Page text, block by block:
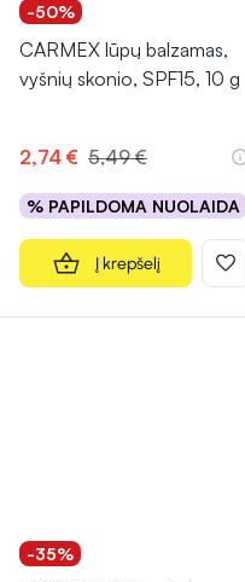
-50%
CARMEX lūpų balzamas,
vyšnių skonio, SPF15, 10 g
2,74 € 5,49 €
% PAPILDOMA NUOLAIDA
Į krepšelį
-35%